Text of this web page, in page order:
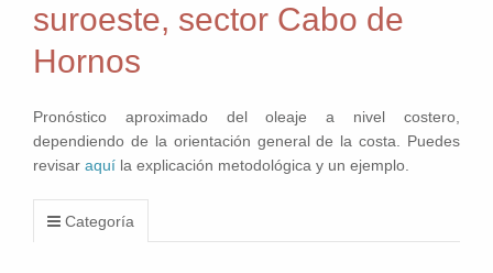
suroeste, sector Cabo de
Hornos
Pronóstico aproximado del oleaje a nivel costero,
dependiendo de la orientación general de la costa. Puedes
revisar aquí la explicación metodológica y un ejemplo.
Categoría